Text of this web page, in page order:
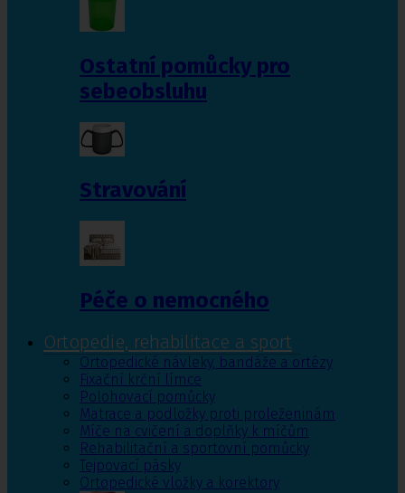
Ostatní pomůcky pro
sebeobsluhu
Stravování
Péče o nemocného
Ortopedie, rehabilitace a sport
Ortopedické návleky, bandáže a ortézy
Fixační krční límce
Polohovací pomůcky
Matrace a podložky proti proleženinám
Míče na cvičení a doplňky k míčům
Rehabilitační a sportovní pomůcky
Tejpovací pásky
Ortopedické vložky a korektory